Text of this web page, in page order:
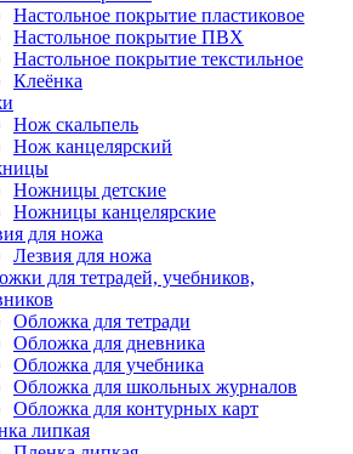
Настольное покрытие пластиковое
Настольное покрытие ПВХ
Настольное покрытие текстильное
Клеёнка
Нож скальпель
Нож канцелярский
Ножницы детские
Ножницы канцелярские
для ножа
Лезвия для ножа
для тетрадей, учебников,
Обложка для тетради
Обложка для дневника
Обложка для учебника
Обложка для школьных журналов
Обложка для контурных карт
липкая